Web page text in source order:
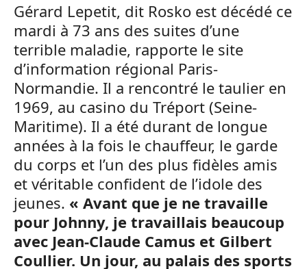
Gérard Lepetit, dit Rosko est décédé ce
mardi à 73 ans des suites d’une
terrible maladie, rapporte le site
d’information régional Paris-
Normandie. Il a rencontré le taulier en
1969, au casino du Tréport (Seine-
Maritime). Il a été durant de longue
années à la fois le chauffeur, le garde
du corps et l’un des plus fidèles amis
et véritable confident de l’idole des
jeunes. « Avant que je ne travaille
pour Johnny, je travaillais beaucoup
avec Jean-Claude Camus et Gilbert
Coullier. Un jour, au palais des sports